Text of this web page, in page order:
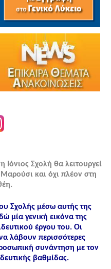
Ιόνιος Σχολή θα λειτουργεί
και όχι πλέον στη
Σχολής μέσω αυτής της
μία γενική εικόνα της
έργου του. Οι
λάβουν περισσότερες
συνάντηση με τον
βαθμίδας.